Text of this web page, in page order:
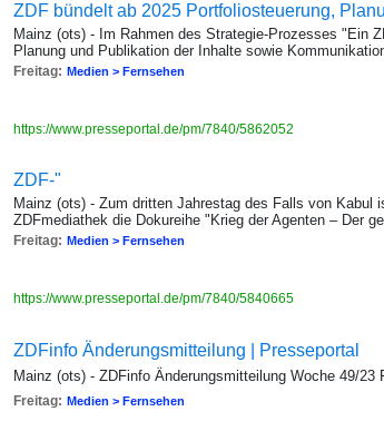
ZDF bündelt ab 2025 Portfoliosteuerung,
Mainz (ots) - Im Rahmen des Strategie-Prozesses "Ein
Planung und Publikation der Inhalte sowie
Freitag: Medien > Fernsehen
https://www.presseportal.de/pm/7840/5862052
ZDF-"
Mainz (ots) - Zum dritten Jahrestag des Falls von Kabul
ZDFmediathek die Dokureihe "Krieg der Agenten – Der
Freitag: Medien > Fernsehen
https://www.presseportal.de/pm/7840/5840665
ZDFinfo Änderungsmitteilung | Presseportal
Mainz (ots) - ZDFinfo Änderungsmitteilung Woche 49/
Freitag: Medien > Fernsehen